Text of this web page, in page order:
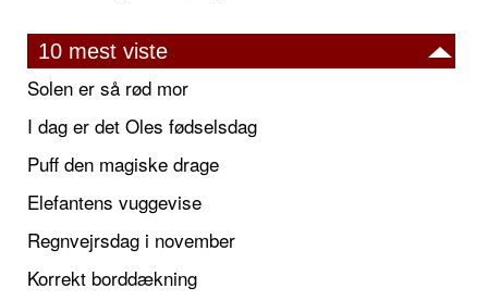
10 mest viste
Solen er så rød mor
I dag er det Oles fødselsdag
Puff den magiske drage
Elefantens vuggevise
Regnvejrsdag i november
Korrekt borddækning